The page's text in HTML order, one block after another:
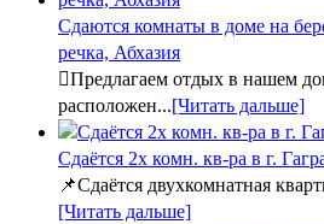
Сдаются комнаты в доме на
речка, Абхазия
Предлагаем отдых в нашем
расположен...[Читать дальше]
Сдаётся 2х комн. кв-ра в г.
📌Сдаётся двухкомнатная
[Читать дальше]